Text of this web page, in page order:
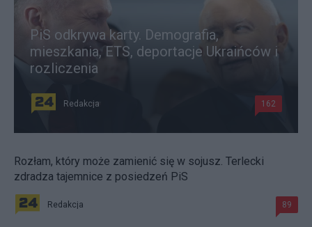
PiS odkrywa karty. Demografia,
mieszkania, ETS, deportacje Ukraińców i
rozliczenia
Redakcja 162
Rozłam, który może zamienić się w sojusz. Terlecki
zdradza tajemnice z posiedzeń PiS
Redakcja 89